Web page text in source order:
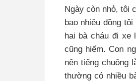
Ngày còn nhỏ, tôi
bao nhiêu đồng
hai bà cháu đi xe
cũng hiếm. Con
nên tiếng chuông
thường có nhiều